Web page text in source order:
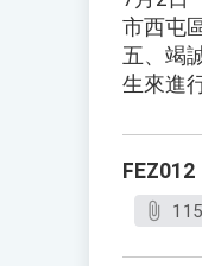
市西屯
五、竭
生來進
FEZ012